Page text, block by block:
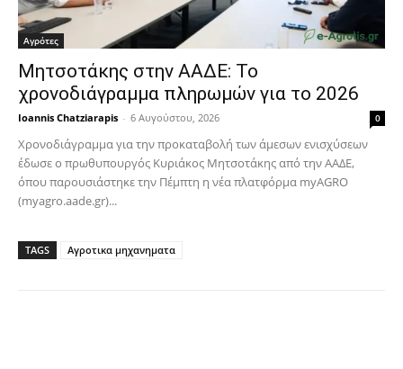
Αγρότες
Μητσοτάκης στην ΑΑΔΕ: Το
χρονοδιάγραμμα πληρωμών για το 2026
Ioannis Chatziarapis - 6 Αυγούστου, 2026 0
Χρονοδιάγραμμα για την προκαταβολή των άμεσων ενισχύσεων
έδωσε ο πρωθυπουργός Κυριάκος Μητσοτάκης από την ΑΑΔΕ,
όπου παρουσιάστηκε την Πέμπτη η νέα πλατφόρμα myAGRO
(myagro.aade.gr)...
TAGS Αγροτικα μηχανηματα